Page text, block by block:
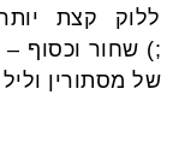
ללוק קצת
;) שחור וכסוף
של מסתורין